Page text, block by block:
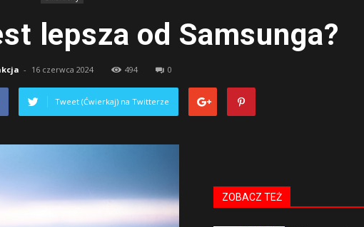
lepsza od Samsunga?
- 16 czerwca 2024 494 0
Tweet (Ćwierkaj) na Twitterze
ZOBACZ TEŻ